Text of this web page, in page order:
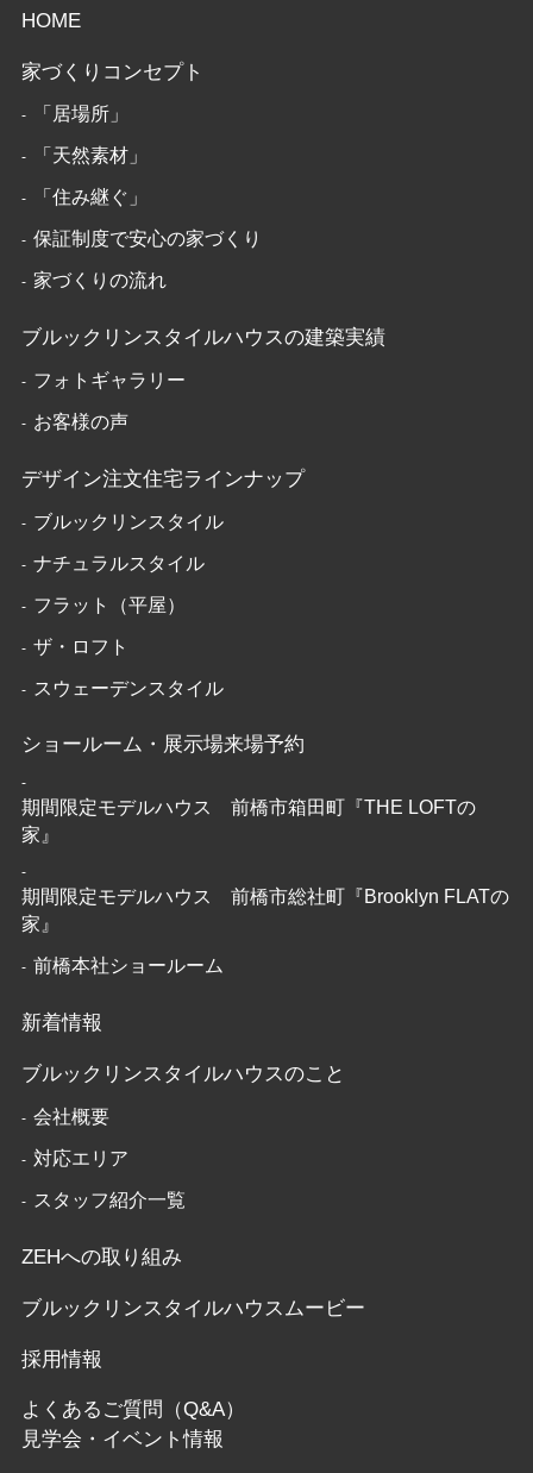
HOME
家づくりコンセプト
「居場所」
「天然素材」
「住み継ぐ」
保証制度で安心の家づくり
家づくりの流れ
ブルックリンスタイルハウスの建築実績
フォトギャラリー
お客様の声
デザイン注文住宅ラインナップ
ブルックリンスタイル
ナチュラルスタイル
フラット（平屋）
ザ・ロフト
スウェーデンスタイル
ショールーム・展示場来場予約
期間限定モデルハウス 前橋市箱田町『THE LOFTの
家』
期間限定モデルハウス 前橋市総社町『Brooklyn FLATの
家』
前橋本社ショールーム
新着情報
ブルックリンスタイルハウスのこと
会社概要
対応エリア
スタッフ紹介一覧
ZEHへの取り組み
ブルックリンスタイルハウスムービー
採用情報
よくあるご質問（Q&A）
見学会・イベント情報